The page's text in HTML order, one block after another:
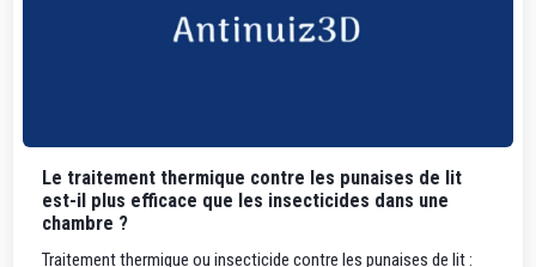
Le traitement thermique contre les punaises de lit
est-il plus efficace que les insecticides dans une
chambre ?
Traitement thermique ou insecticide contre les punaises de lit :